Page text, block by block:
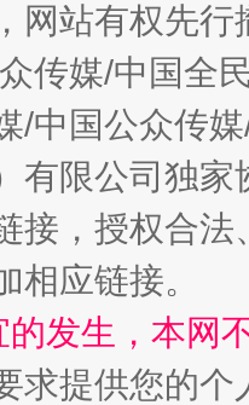
生
网站有权先
传媒/中国全
/中国公众传
有限公司独
接，授权合
相应链接。
的发生，本网
求提供您的个